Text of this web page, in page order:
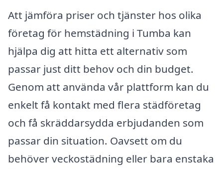
Att jämföra priser och tjänster hos olika
företag för hemstädning i Tumba kan
hjälpa dig att hitta ett alternativ som
passar just ditt behov och din budget.
Genom att använda vår plattform kan du
enkelt få kontakt med flera städföretag
och få skräddarsydda erbjudanden som
passar din situation. Oavsett om du
behöver veckostädning eller bara enstaka